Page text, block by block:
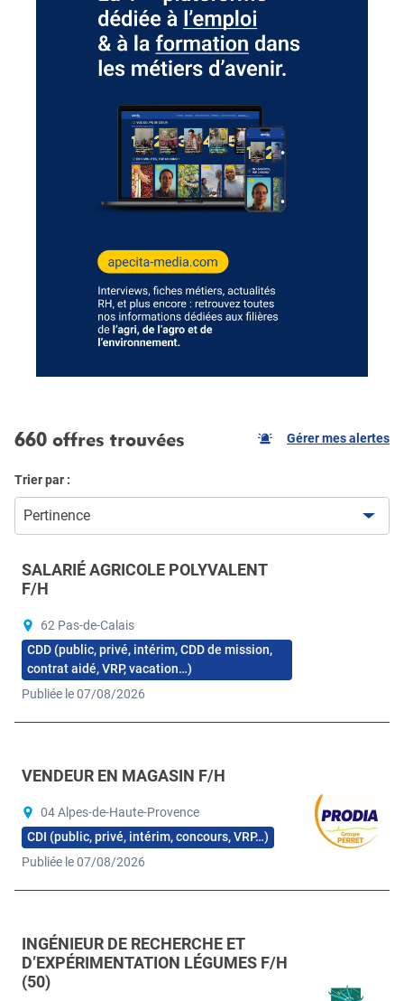
660 offres trouvées Gérer mes alertes
Trier par :
Pertinence
SALARIÉ AGRICOLE POLYVALENT
F/H
62 Pas-de-Calais
CDD (public, privé, intérim, CDD de mission,
contrat aidé, VRP, vacation…)
Publiée le 07/08/2026
VENDEUR EN MAGASIN F/H
04 Alpes-de-Haute-Provence
CDI (public, privé, intérim, concours, VRP…)
Publiée le 07/08/2026
INGÉNIEUR DE RECHERCHE ET
D’EXPÉRIMENTATION LÉGUMES F/H
(50)